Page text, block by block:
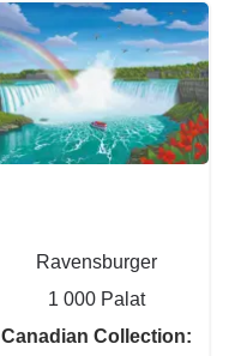
Ravensburger
1 000 Palat
Canadian Collection: